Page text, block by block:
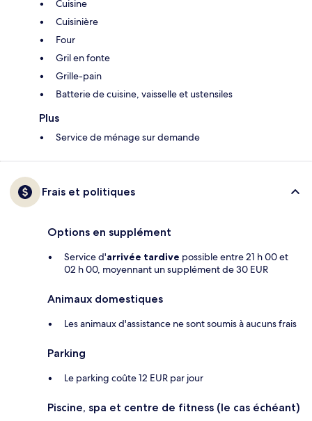
Cuisine
Cuisinière
Four
Gril en fonte
Grille-pain
Batterie de cuisine, vaisselle et ustensiles
Plus
Service de ménage sur demande
Frais et politiques
Options en supplément
Service d'arrivée tardive possible entre 21 h 00 et
02 h 00, moyennant un supplément de 30 EUR
Animaux domestiques
Les animaux d'assistance ne sont soumis à aucuns frais
Parking
Le parking coûte 12 EUR par jour
Piscine, spa et centre de fitness (le cas échéant)